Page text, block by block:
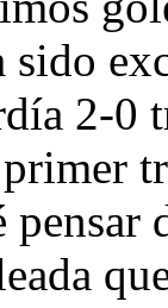
sido
2-0